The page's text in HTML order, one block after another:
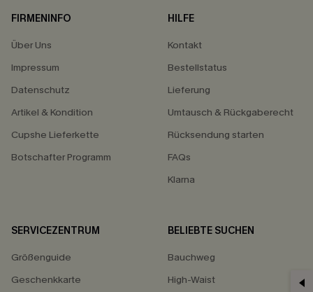
FIRMENINFO
Über Uns
Impressum
Datenschutz
Artikel & Kondition
Cupshe Lieferkette
Botschafter Programm
HILFE
Kontakt
Bestellstatus
Lieferung
Umtausch & Rückgaberecht
Rücksendung starten
FAQs
Klarna
SERVICEZENTRUM
Größenguide
Geschenkkarte
BELIEBTE SUCHEN
Bauchweg
High-Waist